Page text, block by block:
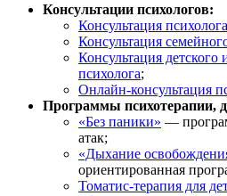
Консультации психологов:
Консультация
Консультация
Консультация детского
психолога;
Онлайн-консультация
Программы психотерапии,
«Без паники» —
атак;
«Дыхание
ориентированная
Томатис-терапия для